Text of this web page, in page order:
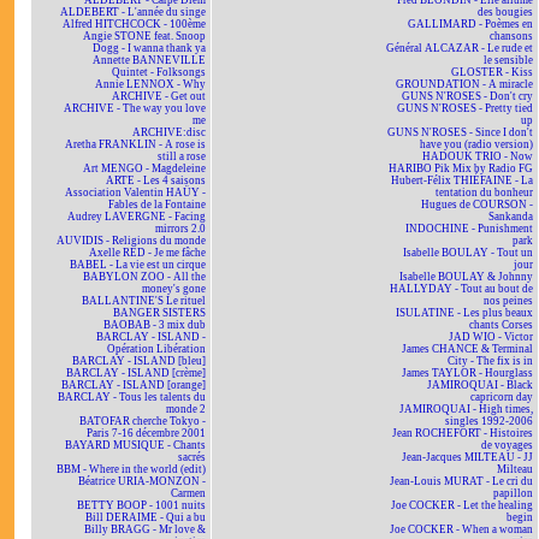
ALDEBERT - L'année du singe
Alfred HITCHCOCK - 100ème
Angie STONE feat. Snoop
Dogg - I wanna thank ya
Annette BANNEVILLE
Quintet - Folksongs
Annie LENNOX - Why
ARCHIVE - Get out
ARCHIVE - The way you love
me
ARCHIVE:disc
Aretha FRANKLIN - A rose is
still a rose
Art MENGO - Magdeleine
ARTE - Les 4 saisons
Association Valentin HAÜY -
Fables de la Fontaine
Audrey LAVERGNE - Facing
mirrors 2.0
AUVIDIS - Religions du monde
Axelle RED - Je me fâche
BABEL - La vie est un cirque
BABYLON ZOO - All the
money's gone
BALLANTINE'S Le rituel
BANGER SISTERS
BAOBAB - 3 mix dub
BARCLAY - ISLAND -
Opération Libération
BARCLAY - ISLAND [bleu]
BARCLAY - ISLAND [crème]
BARCLAY - ISLAND [orange]
BARCLAY - Tous les talents du
monde 2
BATOFAR cherche Tokyo -
Paris 7-16 décembre 2001
BAYARD MUSIQUE - Chants
sacrés
BBM - Where in the world (edit)
Béatrice URIA-MONZON -
Carmen
BETTY BOOP - 1001 nuits
Bill DERAIME - Qui a bu
Billy BRAGG - Mr love &
des bougies
GALLIMARD - Poèmes en
chansons
Général ALCAZAR - Le rude et
le sensible
GLOSTER - Kiss
GROUNDATION - A miracle
GUNS N'ROSES - Don't cry
GUNS N'ROSES - Pretty tied
up
GUNS N'ROSES - Since I don't
have you (radio version)
HADOUK TRIO - Now
HARIBO Pik Mix by Radio FG
Hubert-Félix THIÉFAINE - La
tentation du bonheur
Hugues de COURSON -
Sankanda
INDOCHINE - Punishment
park
Isabelle BOULAY - Tout un
jour
Isabelle BOULAY & Johnny
HALLYDAY - Tout au bout de
nos peines
ISULATINE - Les plus beaux
chants Corses
JAD WIO - Victor
James CHANCE & Terminal
City - The fix is in
James TAYLOR - Hourglass
JAMIROQUAI - Black
capricorn day
JAMIROQUAI - High times,
singles 1992-2006
Jean ROCHEFORT - Histoires
de voyages
Jean-Jacques MILTEAU - JJ
Milteau
Jean-Louis MURAT - Le cri du
papillon
Joe COCKER - Let the healing
begin
Joe COCKER - When a woman